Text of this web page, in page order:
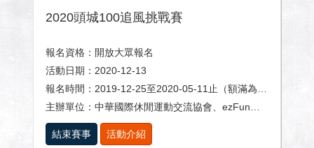
2020頭城100追風挑戰賽
報名資格：開放大眾報名
活動日期：2020-12-13
報名時間：2019-12-25至2020-05-11止（額滿為止）
主辦單位：中華國際休閒運動交流協會、ezFun生活玩家
結束賽事 活動介紹